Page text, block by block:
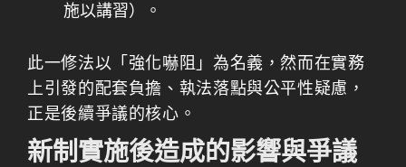
施以講習）。
此一修法以「強化嚇阻」為名義，然而在實務
上引發的配套負擔、執法落點與公平性疑慮，
正是後續爭議的核心。
新制實施後造成的影響與爭議